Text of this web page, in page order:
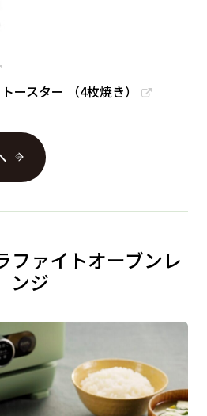
ースター （4枚焼き）
ファイトオーブンレ
ンジ